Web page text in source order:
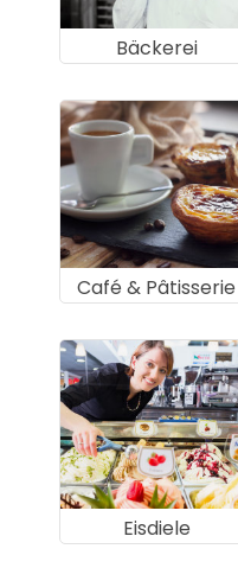
Bäckerei
Café & Pâtisserie
Eisdiele